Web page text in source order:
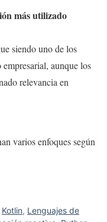
más utilizado
siendo uno de los
aunque los
relevancia en
varios enfoques según
Kotlin, Lenguajes de